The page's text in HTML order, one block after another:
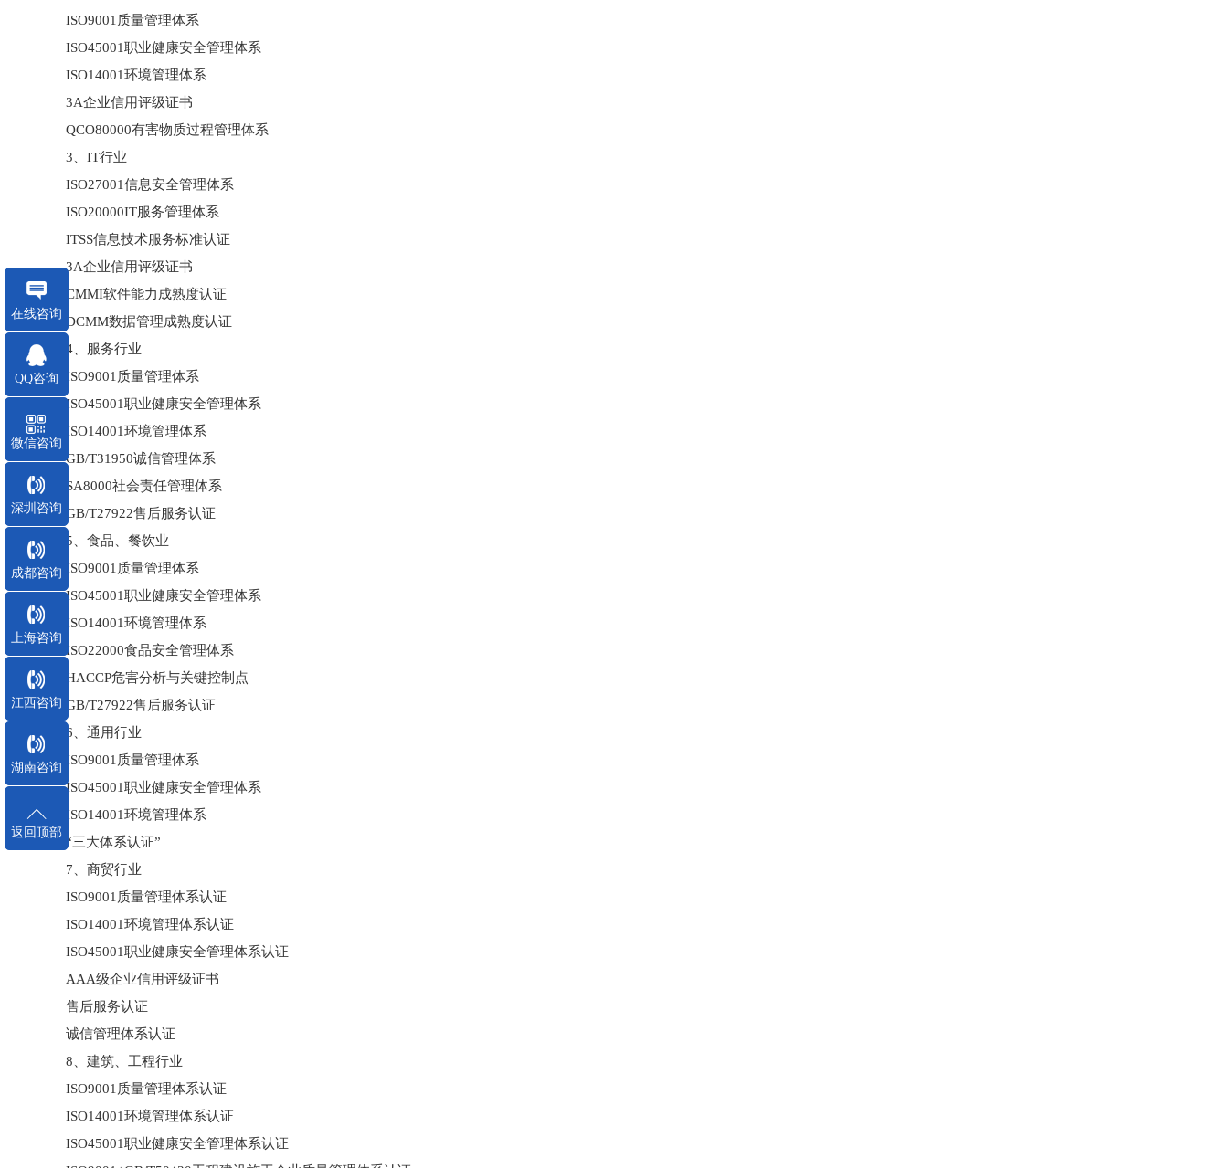
ISO9001质量管理体系
ISO45001职业健康安全管理体系
ISO14001环境管理体系
3A企业信用评级证书
QCO80000有害物质过程管理体系
3、IT行业
ISO27001信息安全管理体系
ISO20000IT服务管理体系
ITSS信息技术服务标准认证
3A企业信用评级证书
CMMI软件能力成熟度认证
DCMM数据管理成熟度认证
4、服务行业
ISO9001质量管理体系
ISO45001职业健康安全管理体系
ISO14001环境管理体系
GB/T31950诚信管理体系
SA8000社会责任管理体系
GB/T27922售后服务认证
5、食品、餐饮业
ISO9001质量管理体系
ISO45001职业健康安全管理体系
ISO14001环境管理体系
ISO22000食品安全管理体系
HACCP危害分析与关键控制点
GB/T27922售后服务认证
6、通用行业
ISO9001质量管理体系
ISO45001职业健康安全管理体系
ISO14001环境管理体系
“三大体系认证”
7、商贸行业
ISO9001质量管理体系认证
ISO14001环境管理体系认证
ISO45001职业健康安全管理体系认证
AAA级企业信用评级证书
售后服务认证
诚信管理体系认证
8、建筑、工程行业
ISO9001质量管理体系认证
ISO14001环境管理体系认证
ISO45001职业健康安全管理体系认证
在线咨询
QQ咨询
微信咨询
深圳咨询
成都咨询
上海咨询
江西咨询
湖南咨询
返回顶部